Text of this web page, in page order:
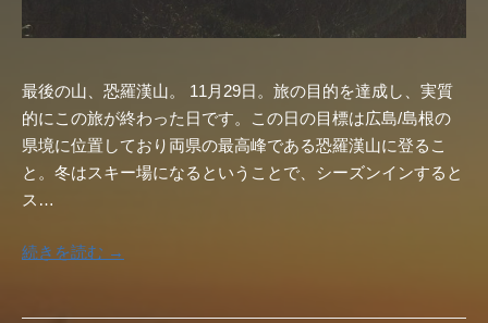
最後の山、恐羅漢山。 11月29日。旅の目的を達成し、実質
的にこの旅が終わった日です。この日の目標は広島/島根の
県境に位置しており両県の最高峰である恐羅漢山に登るこ
と。冬はスキー場になるということで、シーズンインすると
ス…
続きを読む →